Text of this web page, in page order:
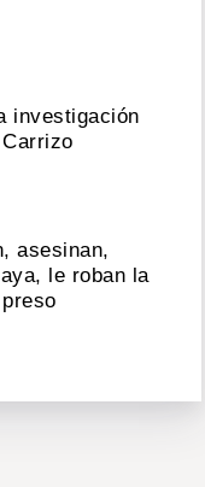
investigación
Carrizo
asesinan,
le roban la